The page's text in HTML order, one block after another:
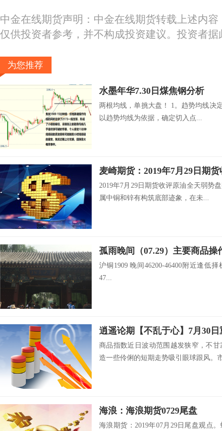
中金在线期货声明：中金在线期货转载上述内
仅供投资者参考，并不构成投资建议。投资者
为您推荐
水墨年华7.30日煤焦钢分析
两根均线，单挑大盘！ 1。趋势均线决
以趋势均线为依据，确定切入点...
麦崎期货：2019年7月29日期货
2019年7月29日期货收评原油全天弱势
属中铜和锌有构筑底部迹象，在未...
孤雨晚间（07.29）主要商品操
沪铜1909 晚间46200-46400附近逢低
47...
逍遥论期【不乱于心】7月30
商品指数近日波动范围越发狭窄，不
造一些伶俐的短期走势吸引眼球跟风。
海浪：海浪期货0729尾盘
海浪期货：2019年07月29日尾盘观点